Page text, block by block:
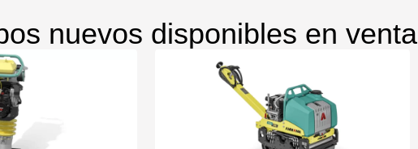
nuevos disponibles en venta